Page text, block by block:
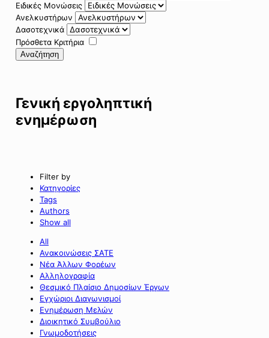
Ειδικές Μονώσεις
Ανελκυστήρων
Δασοτεχνικά
Πρόσθετα Κριτήρια
Αναζήτηση
Γενική εργοληπτική
ενημέρωση
Filter by
Κατηγορίες
Tags
Authors
Show all
All
Ανακοινώσεις ΣΑΤΕ
Νέα Άλλων Φορέων
Αλληλογραφία
Θεσμικό Πλαίσιο Δημοσίων Έργων
Εγχώριοι Διαγωνισμοί
Ενημέρωση Μελών
Διοικητικό Συμβούλιο
Γνωμοδοτήσεις